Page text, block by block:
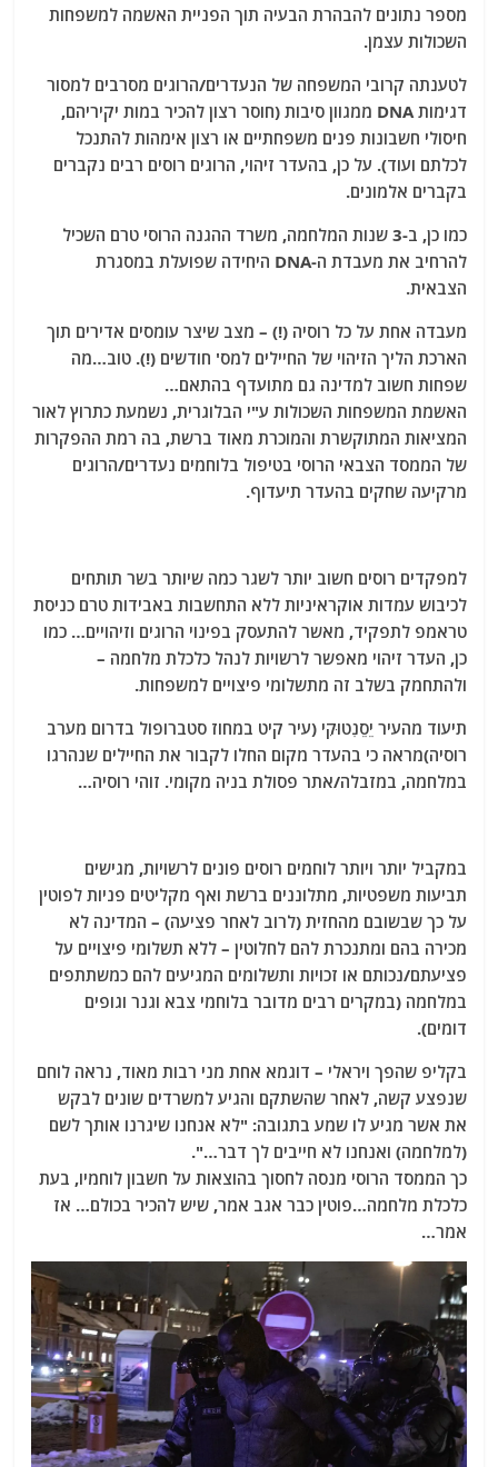
מספר נתונים להבהרת הבעיה תוך הפניית האשמה למשפחות
השכולות עצמן.
לטענתה קרובי המשפחה של הנעדרים/הרוגים מסרבים למסור
דגימות DNA ממגוון סיבות (חוסר רצון להכיר במות יקיריהם,
חיסולי חשבונות פנים משפחתיים או רצון אימהות להתנכל
לכלתם ועוד). על כן, בהעדר זיהוי, הרוגים רוסים רבים נקברים
בקברים אלמונים.
כמו כן, ב-3 שנות המלחמה, משרד ההגנה הרוסי טרם השכיל
להרחיב את מעבדת ה-DNA היחידה שפועלת במסגרת
הצבאית.
מעבדה אחת על כל רוסיה (!) – מצב שיצר עומסים אדירים תוך
הארכת הליך הזיהוי של החיילים למס' חודשים (!). טוב…מה
שפחות חשוב למדינה גם מתועדף בהתאם…
האשמת המשפחות השכולות ע"י הבלוגרית, נשמעת כתרוץ לאור
המציאות המתוקשרת והמוכרת מאוד ברשת, בה רמת ההפקרות
של הממסד הצבאי הרוסי בטיפול בלוחמים נעדרים/הרוגים
מרקיעה שחקים בהעדר תיעדוף.
למפקדים רוסים חשוב יותר לשגר כמה שיותר בשר תותחים
לכיבוש עמדות אוקראיניות ללא התחשבות באבידות טרם כניסת
טראמפ לתפקיד, מאשר להתעסק בפינוי הרוגים וזיהויים… כמו
כן, העדר זיהוי מאפשר לרשויות לנהל כלכלת מלחמה –
ולהתחמק בשלב זה מתשלומי פיצויים למשפחות.
תיעוד מהעיר יֵסֵנְטוּקִי (עיר קיט במחוז סטברופול בדרום מערב
רוסיה)מראה כי בהעדר מקום החלו לקבור את החיילים שנהרגו
במלחמה, במזבלה/אתר פסולת בניה מקומי. זוהי רוסיה…
במקביל יותר ויותר לוחמים רוסים פונים לרשויות, מגישים
תביעות משפטיות, מתלוננים ברשת ואף מקליטים פניות לפוטין
על כך שבשובם מהחזית (לרוב לאחר פציעה) – המדינה לא
מכירה בהם ומתנכרת להם לחלוטין – ללא תשלומי פיצויים על
פציעתם/נכותם או זכויות ותשלומים המגיעים להם כמשתתפים
במלחמה (במקרים רבים מדובר בלוחמי צבא וגנר וגופים
דומים).
בקליפ שהפך ויראלי – דוגמא אחת מני רבות מאוד, נראה לוחם
שנפצע קשה, לאחר שהשתקם והגיע למשרדים שונים לבקש
את אשר מגיע לו שמע בתגובה: "לא אנחנו שיגרנו אותך לשם
(למלחמה) ואנחנו לא חייבים לך דבר…".
כך הממסד הרוסי מנסה לחסוך בהוצאות על חשבון לוחמיו, בעת
כלכלת מלחמה…פוטין כבר אגב אמר, שיש להכיר בכולם… אז
אמר…